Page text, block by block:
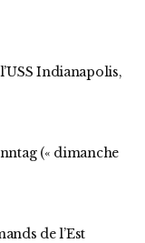
Indianapolis,
(« dimanche
de l’Est